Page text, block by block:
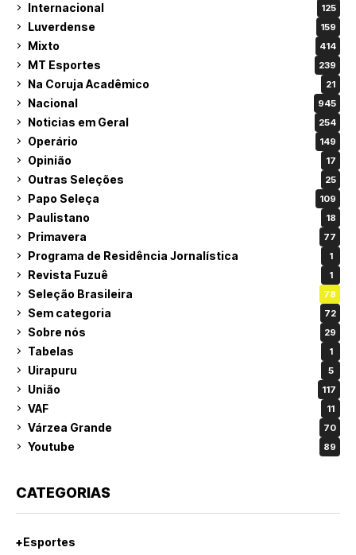
Internacional 125
Luverdense 159
Mixto 414
MT Esportes 239
Na Coruja Acadêmico 21
Nacional 945
Noticias em Geral 254
Operário 149
Opinião 17
Outras Seleções 25
Papo Seleça 109
Paulistano 18
Primavera 77
Programa de Residência Jornalística 1
Revista Fuzuê 1
Seleção Brasileira 78
Sem categoria 72
Sobre nós 29
Tabelas 1
Uirapuru 5
União 117
VAF 11
Várzea Grande 70
Youtube 89
CATEGORIAS
+Esportes